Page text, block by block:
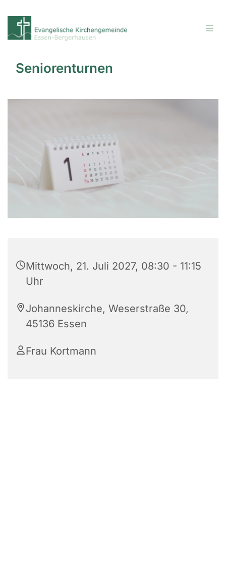
Seniorenturnen
Mittwoch, 21. Juli 2027, 08:30 - 11:15
Uhr
Johanneskirche, Weserstraße 30,
45136 Essen
Frau Kortmann